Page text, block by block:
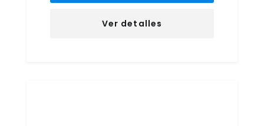
Ver detalles